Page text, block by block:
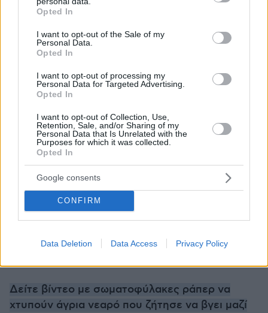
grant or deny consent to Google and its third-party tags to
use your data for below specified purposes in below Google
consent section.
Opted In
I want to opt-out of the Sale of my
Personal Data.
Opted In
I want to opt-out of processing my
Personal Data for Targeted Advertising.
Opted In
I want to opt-out of Collection, Use,
Retention, Sale, and/or Sharing of my
Personal Data that Is Unrelated with the
Purposes for which it was collected.
Opted In
Google consents
CONFIRM
Data Deletion Data Access Privacy Policy
διατηρούσε ως τον θάνατό του τεράστια
Ιανουάριο, τάχθηκε υπέρ της συνέχισης της
υποστήριξης στην Ουκρανία, που έπρεπε, κατ’
αυτόν, να γίνει κράτος μέλος του NATO.
Ειδήσεις σήμερα:
Μητσοτάκης για Σούνακ: Ατυχές γεγονός, δεν
θα επηρεάσει τις σχέσεις με Βρετανία, θετική η
δημοσιότητα για τα Γλυπτά
Μαθητές γυμνασίου στο Ηράκλειο βρέθηκαν
Δείτε βίντεο με σωματοφύλακες ράπερ να
χτυπούν άγρια νεαρό που ζήτησε να βγει μαζί